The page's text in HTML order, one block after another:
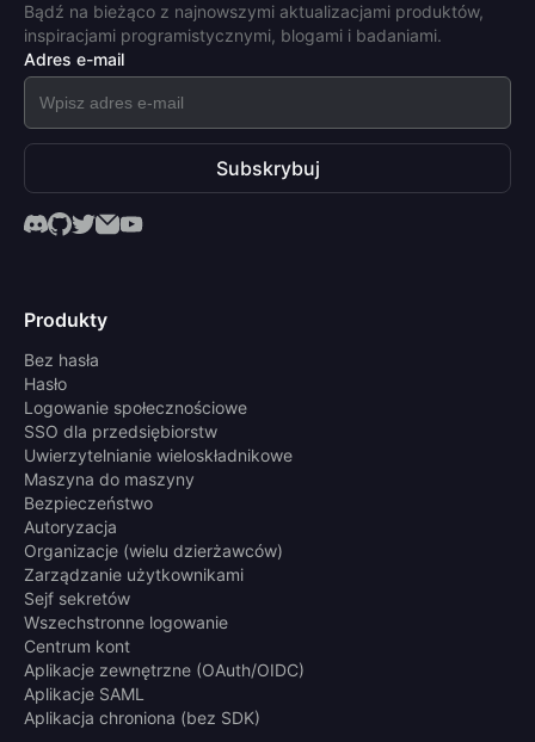
Bądź na bieżąco z najnowszymi aktualizacjami produktów,
inspiracjami programistycznymi, blogami i badaniami.
Adres e-mail
Subskrybuj
Produkty
Bez hasła
Hasło
Logowanie społecznościowe
SSO dla przedsiębiorstw
Uwierzytelnianie wieloskładnikowe
Maszyna do maszyny
Bezpieczeństwo
Autoryzacja
Organizacje (wielu dzierżawców)
Zarządzanie użytkownikami
Sejf sekretów
Wszechstronne logowanie
Centrum kont
Aplikacje zewnętrzne (OAuth/OIDC)
Aplikacje SAML
Aplikacja chroniona (bez SDK)